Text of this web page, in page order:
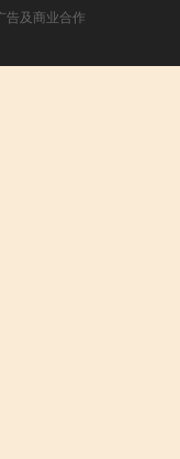
告及商业合作